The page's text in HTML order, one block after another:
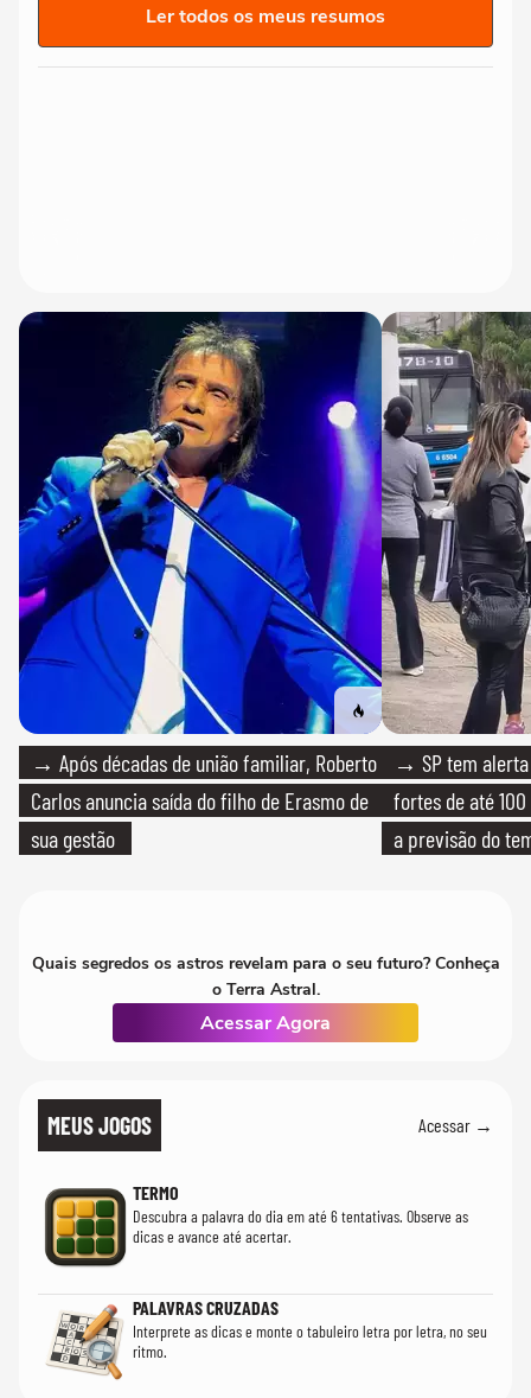
Ler todos os meus resumos
→ Após décadas de união familiar, Roberto
Carlos anuncia saída do filho de Erasmo de
sua gestão
→ SP tem
fortes de até
a previsão do
Quais segredos os astros revelam para o seu futuro? Conheça
o Terra Astral.
Acessar Agora
MEUS JOGOS Acessar →
TERMO
Descubra a palavra do dia em até 6 tentativas. Observe as
dicas e avance até acertar.
PALAVRAS CRUZADAS
Interprete as dicas e monte o tabuleiro letra por letra, no seu
ritmo.